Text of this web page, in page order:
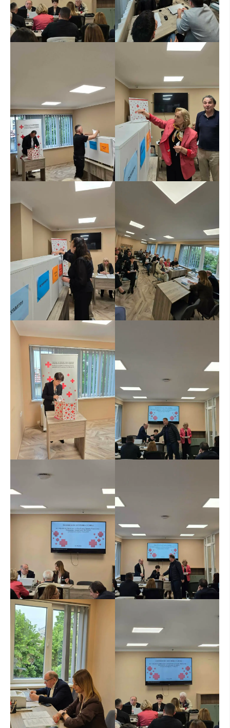
МЕЃУНАРОДНА СОРАБОТКА
ДОГОВОРИ
ЗНАЧЕЊЕ НА СЛУЖБАТА ЗА БАРАЊЕ
ЗДРАВСТВЕНО ПРЕВЕНТИВНА ДЕЈНОСТ
ПРВА ПОМОШ
КРВОДАРИТЕЛСТВО
ИНФОРМАЦИИ ЗА БОЛЕСТИ
УСЛУГИ
ДЕЈСТВУВАЊЕ
ПРИРАЧНИЦИ
СТРАТЕГИИ
ЕДУКАТИВНО ИНФОРМАТИВНИ МАТЕРИЈАЛИ
БРОШУРИ
ПОСТЕРИ
ПРЕЗЕНТАЦИИ